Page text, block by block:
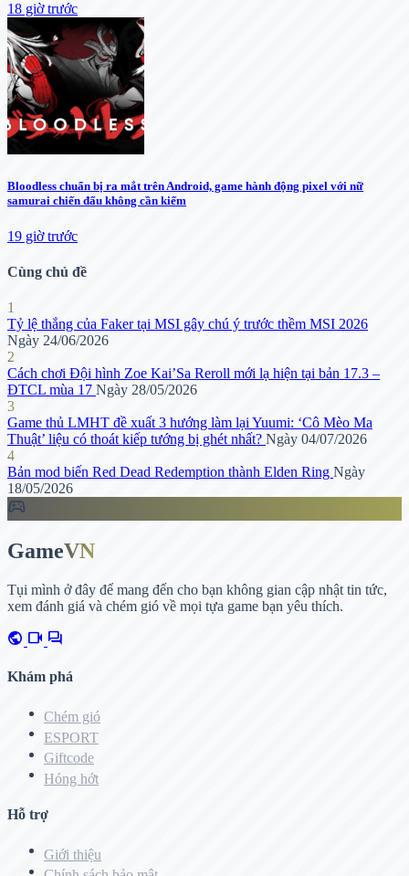
18 giờ trước
Bloodless chuẩn bị ra mắt trên Android, game hành động pixel với nữ
samurai chiến đấu không cần kiếm
19 giờ trước
Cùng chủ đề
1
Tỷ lệ thắng của Faker tại MSI gây chú ý trước thềm MSI 2026
Ngày 24/06/2026
2
Cách chơi Đội hình Zoe Kai’Sa Reroll mới lạ hiện tại bản 17.3 –
ĐTCL mùa 17 Ngày 28/05/2026
3
Game thủ LMHT đề xuất 3 hướng làm lại Yuumi: ‘Cô Mèo Ma
Thuật’ liệu có thoát kiếp tướng bị ghét nhất? Ngày 04/07/2026
4
Bản mod biến Red Dead Redemption thành Elden Ring Ngày
18/05/2026
sports_esports
GameVN
Tụi mình ở đây để mang đến cho bạn không gian cập nhật tin tức,
xem đánh giá và chém gió về mọi tựa game bạn yêu thích.
public videocam forum
Khám phá
Chém gió
ESPORT
Giftcode
Hóng hớt
Hỗ trợ
Giới thiệu